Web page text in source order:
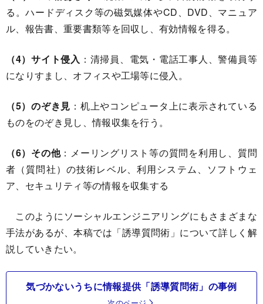
る。ハードディスク等の磁気媒体やCD、DVD、マニュア
ル、報告書、重要書類等を回収し、有効情報を得る。
（4）サイト侵入 ：清掃員、電気・電話工事人、警備員等
になりすまし、オフィスや工場等に侵入。
（5）のぞき見 ：机上やコンピュータ上に表示されている
ものをのぞき見し、情報収集を行う。
（6）その他：メーリングリスト等の質問を利用し、質問
者（質問社）の技術レベル、利用システム、ソフトウェ
ア、セキュリティ等の情報を収集する
このようにソーシャルエンジニアリングにもさまざまな
手法があるが、本稿では「誘導質問術」について詳しく解
説していきたい。
気づかないうちに情報提供「誘導質問術」の事例